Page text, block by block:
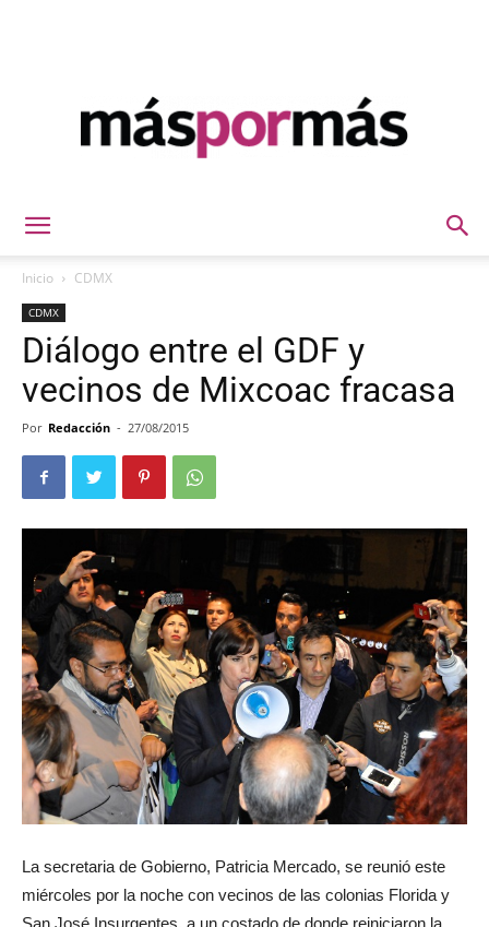
Inicio CDMX
CDMX
Diálogo entre el GDF y
vecinos de Mixcoac fracasa
Por Redacción - 27/08/2015
La secretaria de Gobierno, Patricia Mercado, se reunió este
miércoles por la noche con vecinos de las colonias Florida y
San José Insurgentes, a un costado de donde reiniciaron la